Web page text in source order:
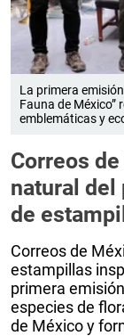
La primera
Fauna de México”
emblemáticas y
Correos
natural del
de
Correos de
estampillas
primera
especies de
de México y